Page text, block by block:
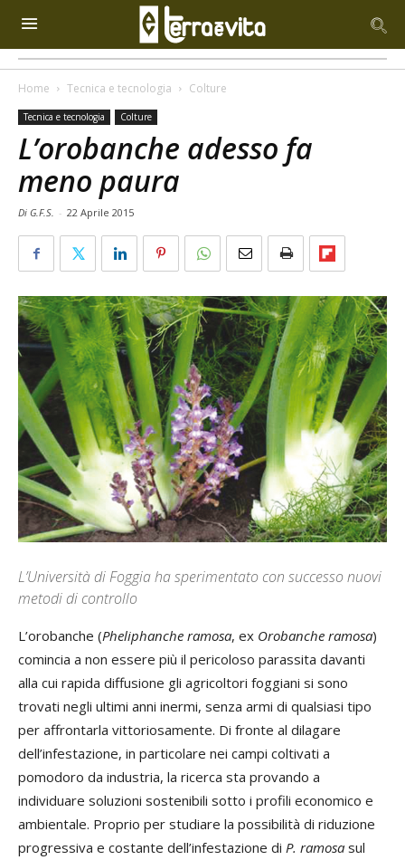
Home Tecnica e tecnologia Colture
Tecnica e tecnologia Colture
L’orobanche adesso fa
meno paura
Di G.F.S. - 22 Aprile 2015
L’Università di Foggia ha sperimentato con successo nuovi
metodi di controllo
L’orobanche (Pheliphanche ramosa, ex Orobanche ramosa)
comincia a non essere più il pericoloso parassita davanti
alla cui rapida diffusione gli agricoltori foggiani si sono
trovati negli ultimi anni inermi, senza armi di qualsiasi tipo
per affrontarla vittoriosamente. Di fronte al dilagare
dell’infestazione, in particolare nei campi coltivati a
pomodoro da industria, la ricerca sta provando a
individuare soluzioni sostenibili sotto i profili economico e
ambientale. Proprio per studiare la possibilità di riduzione
progressiva e costante dell’infestazione di P. ramosa sul